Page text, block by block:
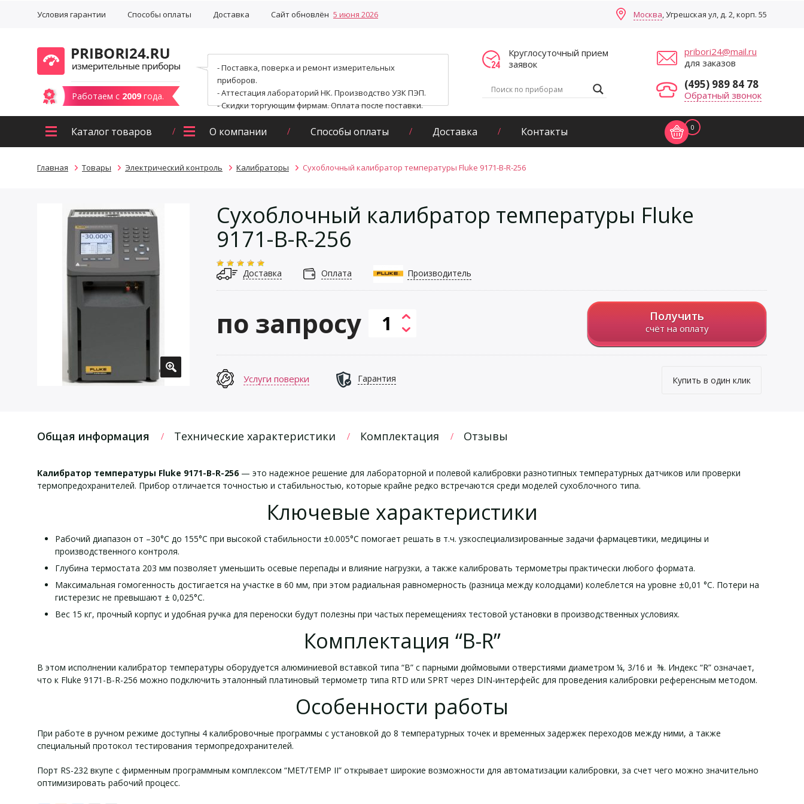
Условия гарантии Способы оплаты Доставка Сайт обновлён 5 июня 2026 Москва, Угрешская ул, д. 2, корп. 55
Работаем с 2009 года.
- Поставка, поверка и ремонт измерительных
приборов.
- Аттестация лабораторий НК. Производство УЗК ПЭП.
- Скидки торгующим фирмам. Оплата после поставки.
Круглосуточный прием
заявок
pribori24@mail.ru
для заказов
(495) 989 84 78
Обратный звонок
Каталог товаров О компании Способы оплаты Доставка Контакты 0
Главная Товары Электрический контроль Калибраторы Сухоблочный калибратор температуры Fluke 9171-B-R-256
Сухоблочный калибратор температуры Fluke
9171-B-R-256
Доставка Оплата Производитель
по запросу Получить
счёт на оплату
Купить в один клик
Услуги поверки Гарантия
Общая информация Технические характеристики Комплектация Отзывы
Калибратор температуры Fluke 9171-B-R-256— это надежное решение для лабораторной и полевой калибровки разнотипных температурных датчиков или проверки
термопредохранителей. Прибор отличается точностью и стабильностью, которые крайне редко встречаются среди моделей сухоблочного типа.
Ключевые характеристики
Рабочий диапазон от –30°C до 155°C при высокой стабильности ±0.005°C помогает решать в т.ч. узкоспециализированные задачи фармацевтики, медицины и
производственного контроля.
Глубина термостата 203 мм позволяет уменьшить осевые перепады и влияние нагрузки, а также калибровать термометры практически любого формата.
Максимальная гомогенность достигается на участке в 60 мм, при этом радиальная равномерность (разница между колодцами) колеблется на уровне ±0,01 °C. Потери на
гистерезис не превышают ± 0,025°C.
Вес 15 кг, прочный корпус и удобная ручка для переноски будут полезны при частых перемещениях тестовой установки в производственных условиях.
Комплектация “B-R”
В этом исполнении калибратор температуры оборудуется алюминиевой вставкой типа “B” с парными дюймовыми отверстиями диаметром ¼, 3/16 и ⅜. Индекс “R” означает,
что к Fluke 9171-B-R-256 можно подключить эталонный платиновый термометр типа RTD или SPRT через DIN-интерфейс для проведения калибровки референсным методом.
Особенности работы
При работе в ручном режиме доступны 4 калибровочные программы с установкой до 8 температурных точек и временных задержек переходов между ними, а также
специальный протокол тестирования термопредохранителей.
Порт RS-232 вкупе с фирменным программным комплексом “MET/TEMP II” открывает широкие возможности для автоматизации калибровки, за счет чего можно значительно
оптимизировать рабочий процесс.